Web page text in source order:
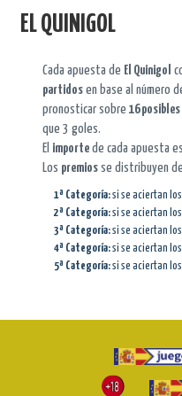
EL QUINIGOL
Cada apuesta de El Quinigol
partidos en base al número
pronosticar sobre16
que 3 goles.
El importe de cada apuesta
Los premios se distribuyen
1ª Categoría:si se aciertan
2ª Categoría:si se aciertan
3ª Categoría:si se aciertan
4ª Categoría:si se aciertan
5ª Categoría:si se aciertan